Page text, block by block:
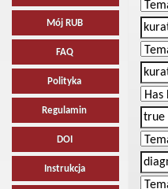
Mój RUB
FAQ
Polityka
Regulamin
DOI
Instrukcja